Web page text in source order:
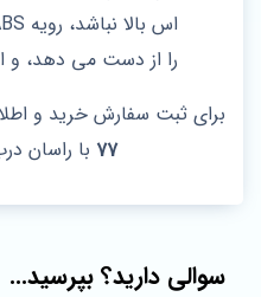
را از دست می دهد،
برای ثبت سفارش خرید و
77 با راسان
سوالی دارید؟ بپرسید...